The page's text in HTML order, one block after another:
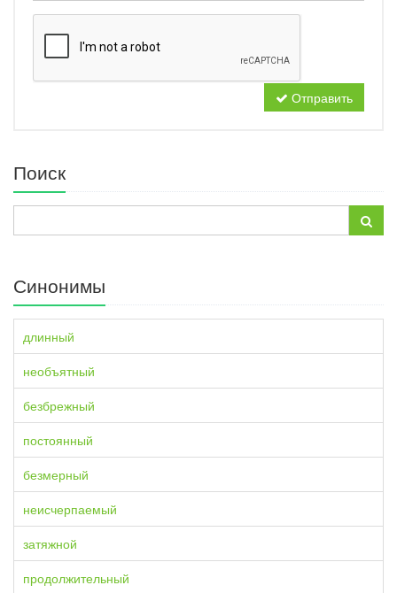
Отправить
Поиск
Синонимы
длинный
необъятный
безбрежный
постоянный
безмерный
неисчерпаемый
затяжной
продолжительный